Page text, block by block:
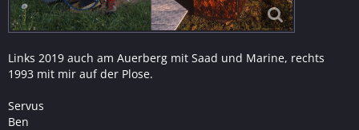
Links 2019 auch am Auerberg mit Saad und Marine, rechts
1993 mit mir auf der Plose.
Servus
Ben